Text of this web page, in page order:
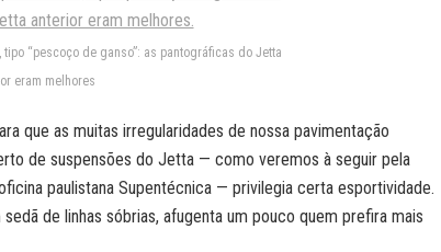
“pescoço de ganso”: as pantográficas do Jetta
eram melhores
que as muitas irregularidades de nossa pavimentação
de suspensões do Jetta — como veremos à seguir pela
paulistana Supentécnica — privilegia certa esportividade.
de linhas sóbrias, afugenta um pouco quem prefira mais